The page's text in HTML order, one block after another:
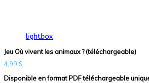
lightbox
Jeu Où vivent les animaux ? (téléchargeable)
4,99 $
Disponible en format PDF téléchargeable